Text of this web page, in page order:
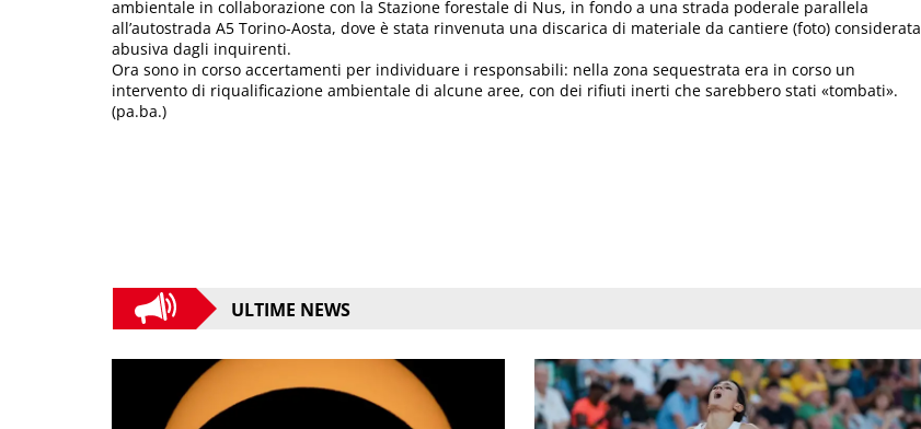
ambientale in collaborazione con la Stazione forestale di Nus, in fondo a una strada poderale parallela
all’autostrada A5 Torino-Aosta, dove è stata rinvenuta una discarica di materiale da cantiere (foto) considerata
abusiva dagli inquirenti.
Ora sono in corso accertamenti per individuare i responsabili: nella zona sequestrata era in corso un
intervento di riqualificazione ambientale di alcune aree, con dei rifiuti inerti che sarebbero stati «tombati».
(pa.ba.)
ULTIME NEWS